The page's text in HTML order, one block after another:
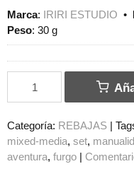
Marca: IRIRI ESTUDIO •
Peso: 30 g
Categoría: REBAJAS
mixed-media set
aventura furgo